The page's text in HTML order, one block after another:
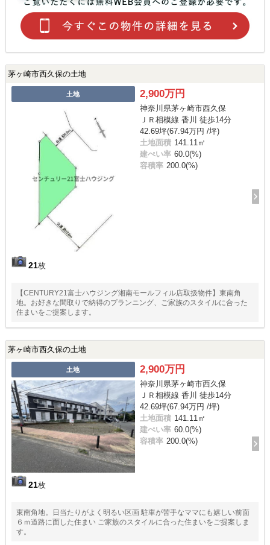
茅ヶ崎市西久保の土地
土地
21枚
2,900万円
神奈川県茅ヶ崎市西久保
ＪＲ相模線 香川 徒歩14分
42.69坪(67.94万円 /坪)
土地面積 141.11㎡
建ぺい率 60.0(%)
容積率 200.0(%)
【CENTURY21富士ハウジング湘南モールフィル店取扱物件】東南角
地。お好きな間取りで納得のプランニング、ご家族のスタイルに合った
住まいをご提案します。
茅ヶ崎市西久保の土地
土地
21枚
2,900万円
神奈川県茅ヶ崎市西久保
ＪＲ相模線 香川 徒歩14分
42.69坪(67.94万円 /坪)
土地面積 141.11㎡
建ぺい率 60.0(%)
容積率 200.0(%)
東南角地。日当たりがよく明るい区画 駐車が苦手なママにも嬉しい前面
６ｍ道路に面した住まい ご家族のスタイルに合った住まいをご提案しま
す。